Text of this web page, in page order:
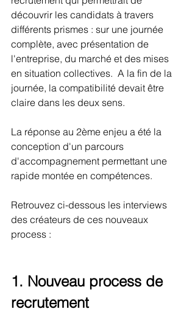
découvrir les candidats à travers
différents prismes : sur une journée
complète, avec présentation de
l'entreprise, du marché et des mises
en situation collectives.  A la fin de la
journée, la compatibilité devait être
claire dans les deux sens.
La réponse au 2ème enjeu a été la
conception d'un parcours
d'accompagnement permettant une
rapide montée en compétences.
Retrouvez ci-dessous les interviews
des créateurs de ces nouveaux
process :
1. Nouveau process de
recrutement